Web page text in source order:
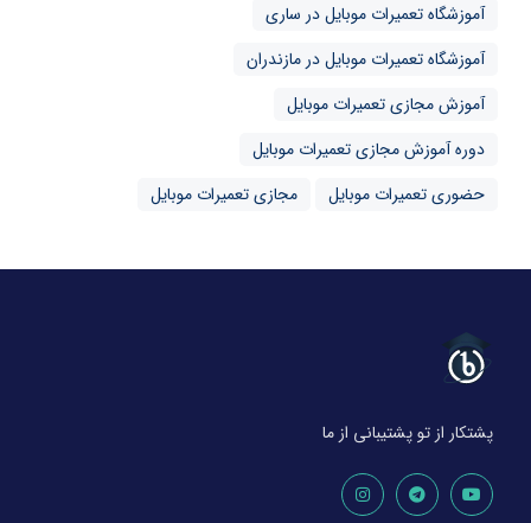
آموزشگاه تعمیرات موبایل در ساری
آموزشگاه تعمیرات موبایل در مازندران
آموزش مجازی تعمیرات موبایل
دوره آموزش مجازی تعمیرات موبایل
حضوری تعمیرات موبایل
مجازی تعمیرات موبایل
پشتکار از تو پشتیبانی از ما